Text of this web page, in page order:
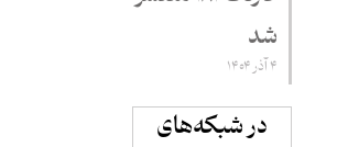
شد
۴ آذر ۱۴۰۴
در شبکه‌های